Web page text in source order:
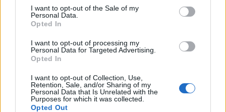
consent section.
I want to opt-out of the Sale of my
Personal Data.
Opted In
I want to opt-out of processing my
Personal Data for Targeted Advertising.
Opted In
I want to opt-out of Collection, Use,
Retention, Sale, and/or Sharing of my
Personal Data that Is Unrelated with the
Purposes for which it was collected.
Opted Out
8/08/2026 - 5:55μμ